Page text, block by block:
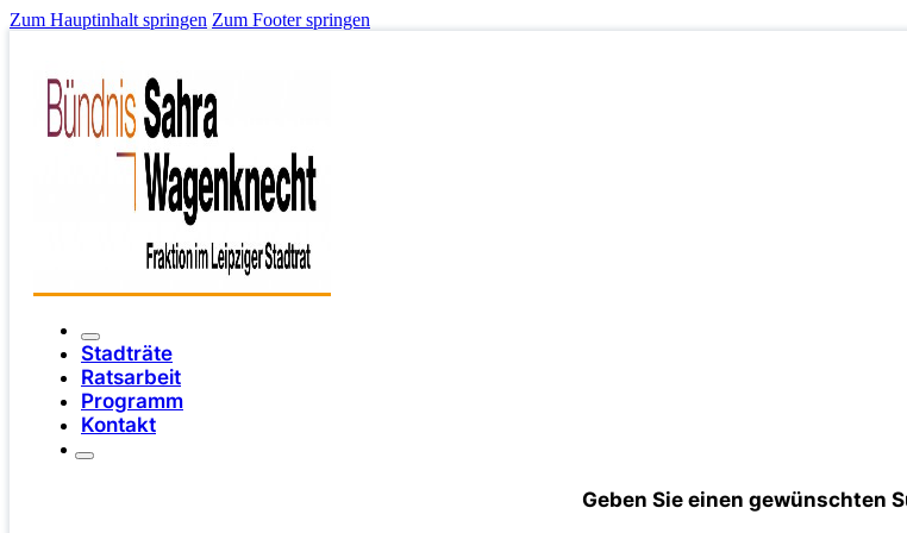
Zum Hauptinhalt springen Zum Footer springen
Stadträte
Ratsarbeit
Programm
Kontakt
Geben Sie einen gewünschten